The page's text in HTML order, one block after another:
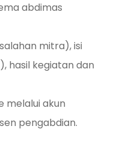
abdimas
mitra), isi
hasil kegiatan dan
melalui akun
pengabdian.